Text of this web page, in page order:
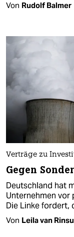
Von Rudolf Balmer
Verträge zu
Gegen
Deutschland hat
Unternehmen vor
Die Linke fordert,
Von Leila van